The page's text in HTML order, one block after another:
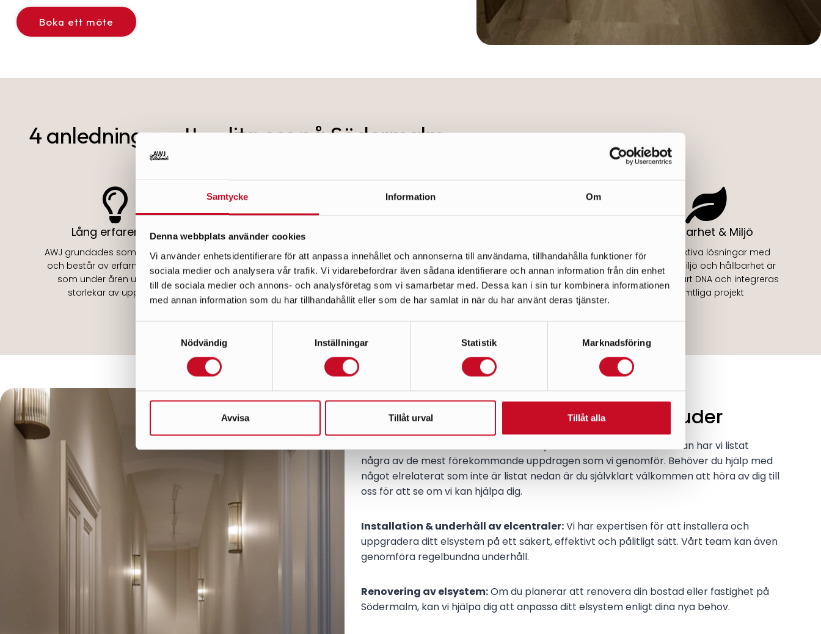
Samtycke Information Om
Denna webbplats använder cookies
Vi använder enhetsidentifierare för att anpassa innehållet och annonserna till användarna, tillhandahålla funktioner för
sociala medier och analysera vår trafik. Vi vidarebefordrar även sådana identifierare och annan information från din enhet
till de sociala medier och annons- och analysföretag som vi samarbetar med. Dessa kan i sin tur kombinera informationen
med annan information som du har tillhandahållit eller som de har samlat in när du har använt deras tjänster.
Nödvändig
Inställningar Statistik Marknadsföring
Avvisa Tillåt urval Tillåt alla
Boka ett möte
4 anledningar att anlita oss på Södermalm
Lång erfarenhet
AWJ grundades som bolag 2013
och består av erfarna elektriker
som under åren utfört alla
storlekar av uppdrag.
Behöriga elektriker
När ni samarbetar med AWJ får ni
behöriga elektriker som samtliga
är utbildade och erfarna för att
hantera projektet.
Vi arbetar med människor och
tror på en personlig kontakt med
våra kunder. Därför bokar vi
gärna ett första möte med er.
Hållbarhet & Miljö
Energieffektiva lösningar med
fokus på miljö och hållbarhet är
en del av vårt DNA och integreras
i samtliga projekt
Här är några av de tjänster vi erbjuder
Som elfirma har vi ett brett utbud av tjänster som vi levererar. Nedan har vi listat
några av de mest förekommande uppdragen som vi genomför. Behöver du hjälp med
något elrelaterat som inte är listat nedan är du självklart välkommen att höra av dig till
oss för att se om vi kan hjälpa dig.
Installation & underhåll av elcentraler:Vi har expertisen för att installera och
uppgradera ditt elsystem på ett säkert, effektivt och pålitligt sätt. Vårt team kan även
genomföra regelbundna underhåll.
Renovering av elsystem:Om du planerar att renovera din bostad eller fastighet på
Södermalm, kan vi hjälpa dig att anpassa ditt elsystem enligt dina nya behov.